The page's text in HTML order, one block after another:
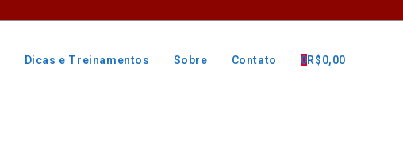
Dicas e Treinamentos Sobre Contato 0R$0,00